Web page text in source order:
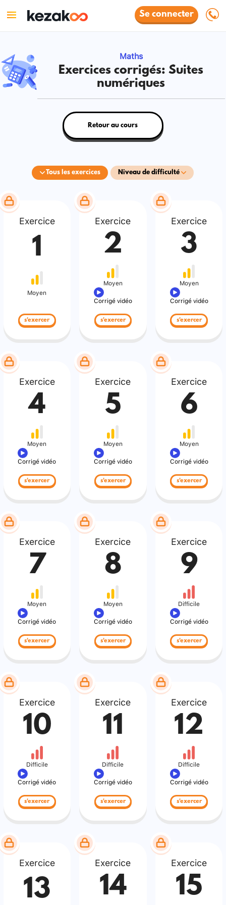
Se connecter
Maths
Exercices corrigés: Suites
numériques
Tous les exercices Niveau de difficulté
Retour au cours
Exercice
1
Moyen
s'exercer
Exercice
2
Moyen
Corrigé vidéo
s'exercer
Exercice
3
Moyen
Corrigé vidéo
s'exercer
Exercice
4
Moyen
Corrigé vidéo
s'exercer
Exercice
5
Moyen
Corrigé vidéo
s'exercer
Exercice
6
Moyen
Corrigé vidéo
s'exercer
Exercice
7
Moyen
Corrigé vidéo
s'exercer
Exercice
8
Moyen
Corrigé vidéo
s'exercer
Exercice
9
Difficile
Corrigé vidéo
s'exercer
Exercice
10
Difficile
Corrigé vidéo
s'exercer
Exercice
11
Difficile
Corrigé vidéo
s'exercer
Exercice
12
Difficile
Corrigé vidéo
s'exercer
Exercice
13
Exercice
14
Exercice
15